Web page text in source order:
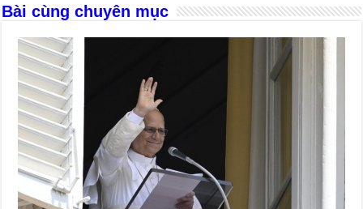
Bài cùng chuyên mục